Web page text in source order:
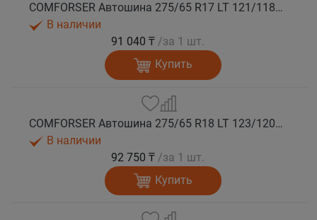
COMFORSER Автошина 275/65 R17 LT 121/118S CF1100 10PR RWL лето
В наличии
91 040 ₸ /за 1 шт.
Купить
COMFORSER Автошина 275/65 R18 LT 123/120S CF1100 10PR RWL лето
В наличии
92 750 ₸ /за 1 шт.
Купить